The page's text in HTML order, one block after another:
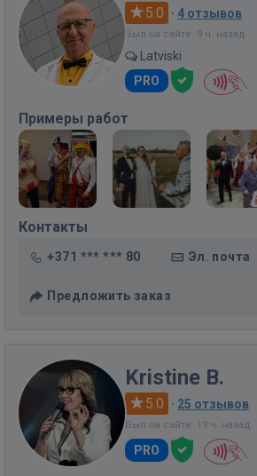
5.0 · 4 отзывов
Был на сайте: 9 ч. назад
Latviski
PRO
Примеры работ
Контакты
+371 *** *** 80 Эл. почта
Предложить заказ
Kristine B.
5.0 · 25 отзывов
Был на сайте: 19 ч. назад
PRO